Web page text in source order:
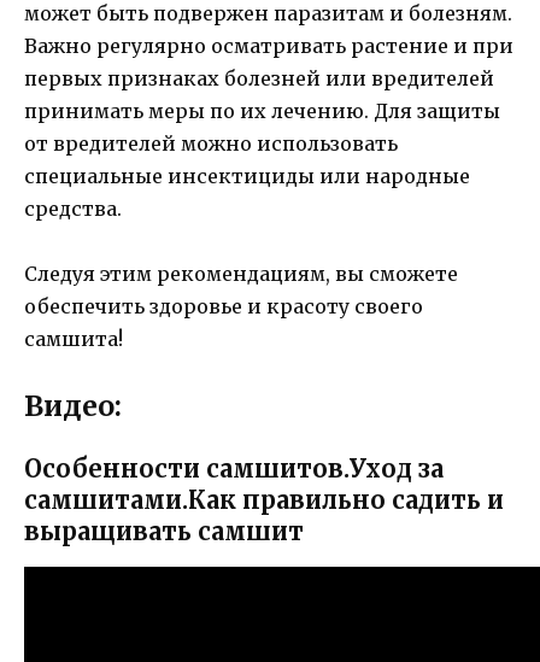
может быть подвержен паразитам и болезням.
Важно регулярно осматривать растение и при
первых признаках болезней или вредителей
принимать меры по их лечению. Для защиты
от вредителей можно использовать
специальные инсектициды или народные
средства.
Следуя этим рекомендациям, вы сможете
обеспечить здоровье и красоту своего
самшита!
Видео:
Особенности самшитов.Уход за
самшитами.Как правильно садить и
выращивать самшит